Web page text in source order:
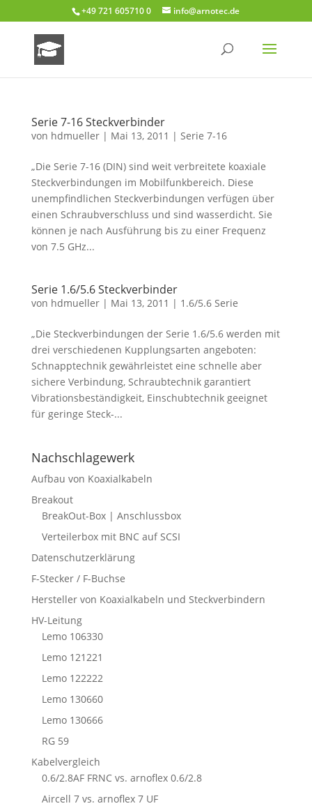
+49 721 605710 0 info@arnotec.de
Serie 7-16 Steckverbinder
von hdmueller| Mai 13, 2011 | Serie 7-16
„Die Serie 7-16 (DIN) sind weit verbreitete koaxiale
Steckverbindungen im Mobilfunkbereich. Diese
unempfindlichen Steckverbindungen verfügen über
einen Schraubverschluss und sind wasserdicht. Sie
können je nach Ausführung bis zu einer Frequenz
von 7.5 GHz...
Serie 1.6/5.6 Steckverbinder
von hdmueller| Mai 13, 2011 | 1.6/5.6 Serie
„Die Steckverbindungen der Serie 1.6/5.6 werden mit
drei verschiedenen Kupplungsarten angeboten:
Schnapptechnik gewährleistet eine schnelle aber
sichere Verbindung, Schraubtechnik garantiert
Vibrationsbeständigkeit, Einschubtechnik geeignet
für geringe Steck-...
Nachschlagewerk
Aufbau von Koaxialkabeln
Breakout
BreakOut-Box | Anschlussbox
Verteilerbox mit BNC auf SCSI
Datenschutzerklärung
F-Stecker / F-Buchse
Hersteller von Koaxialkabeln und Steckverbindern
HV-Leitung
Lemo 106330
Lemo 121221
Lemo 122222
Lemo 130660
Lemo 130666
RG 59
Kabelvergleich
0.6/2.8AF FRNC vs. arnoflex 0.6/2.8
Aircell 7 vs. arnoflex 7 UF